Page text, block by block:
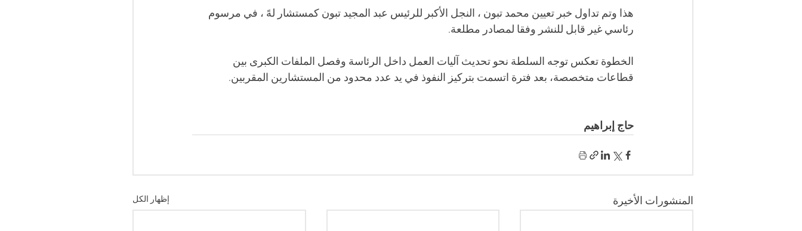
هذا وتم تداول خبر تعيين محمد تبون ، النجل الأكبر للرئيس عبد المجيد تبون كمستشار لهً ، في مرسوم
رئاسي غير قابل للنشر وفقا لمصادر مطلعة.
الخطوة تعكس توجه السلطة نحو تحديث آليات العمل داخل الرئاسة وفصل الملفات الكبرى بين
قطاعات متخصصة، بعد فترة اتسمت بتركيز النفوذ في يد عدد محدود من المستشارين المقربين.
حاج إبراهيم
المنشورات الأخيرة إظهار الكل